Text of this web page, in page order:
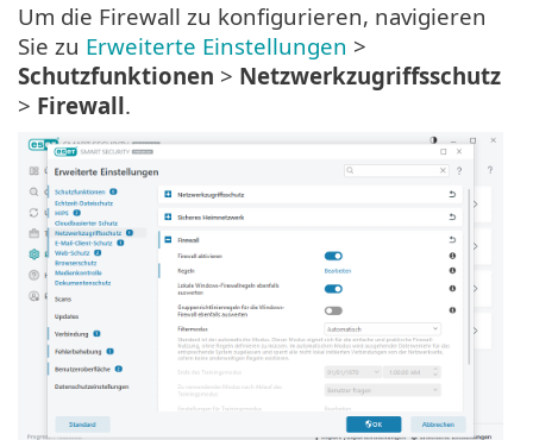
Um die Firewall zu konfigurieren, navigieren
Sie zu Erweiterte Einstellungen >
Schutzfunktionen > Netzwerkzugriffsschutz
> Firewall.